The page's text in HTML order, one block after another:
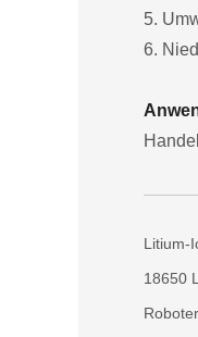
5.
6.
Litium-
18650